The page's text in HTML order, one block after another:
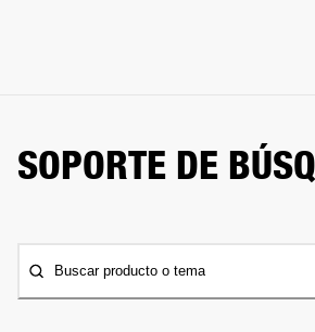
SOPORTE DE
Buscar producto o tema